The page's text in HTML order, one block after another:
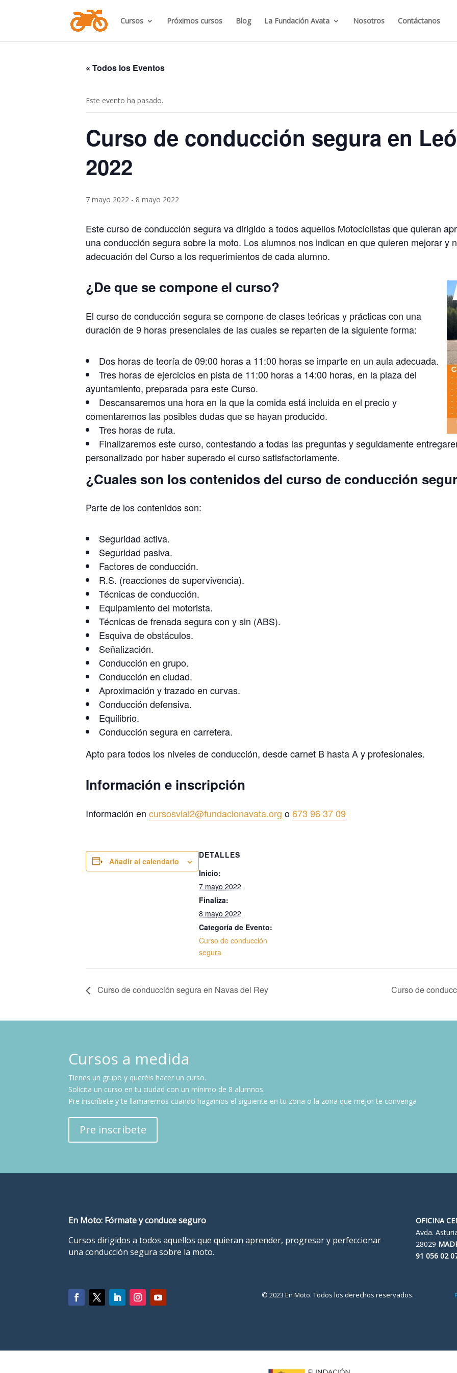
Cursos Próximos cursos Blog La Fundación Avata Nosotros Contáctanos
« Todos los Eventos
Este evento ha pasado.
Curso de conducción segura en
2022
7 mayo 2022 - 8 mayo 2022
Este curso de conducción segura va dirigido a todos aquellos Motociclistas que quieran
una conducción segura sobre la moto. Los alumnos nos indican en que quieren mejorar y
adecuación del Curso a los requerimientos de cada alumno.
¿De que se compone el curso?
El curso de conducción segura se compone de clases teóricas y prácticas con una
duración de 9 horas presenciales de las cuales se reparten de la siguiente forma:
Dos horas de teoría de 09:00 horas a 11:00 horas se imparte en un aula adecuada.
Tres horas de ejercicios en pista de 11:00 horas a 14:00 horas, en la plaza del
ayuntamiento, preparada para este Curso.
Descansaremos una hora en la que la comida está incluida en el precio y
comentaremos las posibles dudas que se hayan producido.
Tres horas de ruta.
Finalizaremos este curso, contestando a todas las preguntas y seguidamente
personalizado por haber superado el curso satisfactoriamente.
¿Cuales son los contenidos del curso de conducción
Parte de los contenidos son:
Seguridad activa.
Seguridad pasiva.
Factores de conducción.
R.S. (reacciones de supervivencia).
Técnicas de conducción.
Equipamiento del motorista.
Técnicas de frenada segura con y sin (ABS).
Esquiva de obstáculos.
Señalización.
Conducción en grupo.
Conducción en ciudad.
Aproximación y trazado en curvas.
Conducción defensiva.
Equilibrio.
Conducción segura en carretera.
Apto para todos los niveles de conducción, desde carnet B hasta A y profesionales.
Información e inscripción
Información en cursosvial2@fundacionavata.org o673 96 37 09
Añadir al calendario
DETALLES
Inicio:
7 mayo 2022
Finaliza:
8 mayo 2022
Categoría de Evento:
Curso de conducción
segura
Curso de conducción segura en Navas del Rey Curso de
Cursos a medida
Tienes un grupo y queréis hacer un curso.
Solicita un curso en tu ciudad con un mínimo de 8 alumnos.
Pre inscríbete y te llamaremos cuando hagamos el siguiente en tu zona o la zona que mejor te convenga
Pre inscribete
En Moto: Fórmate y conduce seguro
Cursos dirigidos a todos aquellos que quieran aprender, progresar y perfeccionar
una conducción segura sobre la moto.
OFICINA
Avda.
28029
91 056 02
© 2023 En Moto. Todos los derechos reservados.